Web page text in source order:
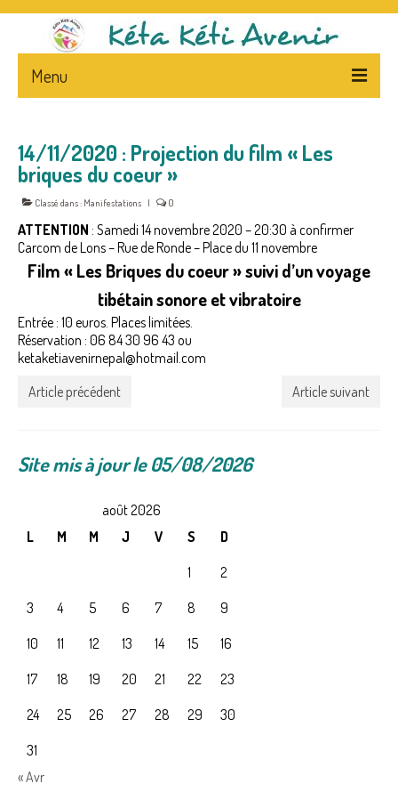
Menu
L’ASSOCIATION
PRESENTATION
STATUTS – FLYERS
LA PRESSE ET L’ASSOCIATION
NEWS
CA
CENTRE D’ACCUEIL
PARRAINS
ACTUALITES
AGENDA
PHOTOS
TEMOIGNAGES
14/11/2020 : Projection du film « Les
briques du coeur »
Classé dans : Manifestations | 0
ATTENTION : Samedi 14 novembre 2020 – 20:30 à confirmer
Carcom de Lons – Rue de Ronde – Place du 11 novembre
Film « Les Briques du coeur » suivi d’un voyage
tibétain sonore et vibratoire
Entrée : 10 euros. Places limitées.
Réservation : 06 84 30 96 43 ou
ketaketiavenirnepal@hotmail.com
Article précédent
Article suivant
Site mis à jour le 05/08/2026
août 2026
L
M M J V S
D
1
2
3
4 5 6 7 8
9
10
11 12 13 14 15
16
17
18 19 20 21 22
23
24
25 26 27 28 29
30
31
« Avr